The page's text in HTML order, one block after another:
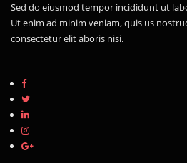
Sed do eiusmod tempor incididunt ut
Ut enim ad minim veniam, quis us
consectetur elit aboris nisi.